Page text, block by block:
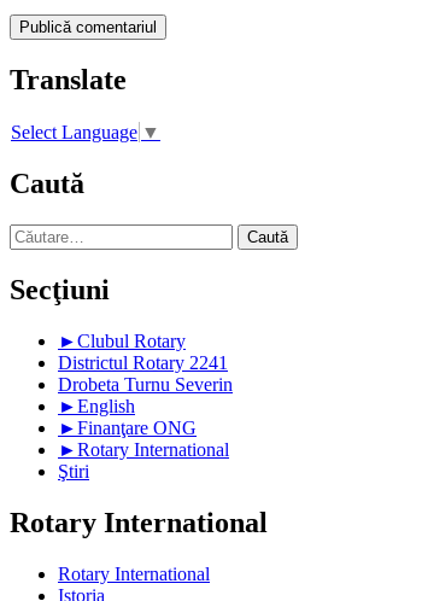
Translate
Select Language ▼
Caută
Caută
după:
Secţiuni
►Clubul Rotary
Districtul Rotary 2241
Drobeta Turnu Severin
►English
►Finanţare ONG
►Rotary International
Ştiri
Rotary International
Rotary International
Istoria